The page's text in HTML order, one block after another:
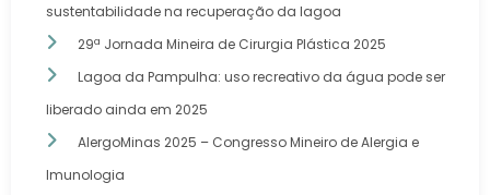
sustentabilidade na recuperação da lagoa
29ª Jornada Mineira de Cirurgia Plástica 2025
Lagoa da Pampulha: uso recreativo da água pode ser
liberado ainda em 2025
AlergoMinas 2025 – Congresso Mineiro de Alergia e
Imunologia